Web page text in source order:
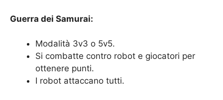
Guerra dei Samurai:
Modalità 3v3 o 5v5.
Si combatte contro robot e giocatori per
ottenere punti.
I robot attaccano tutti.